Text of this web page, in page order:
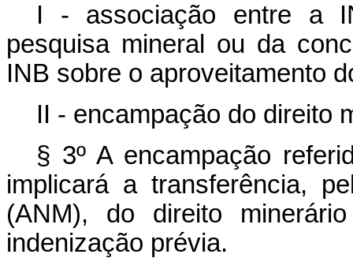
I - associação entre a
pesquisa mineral ou da
INB sobre o aproveitamento
II - encampação do direito
§ 3º A encampação
implicará a transferência,
(ANM), do direito
indenização prévia.